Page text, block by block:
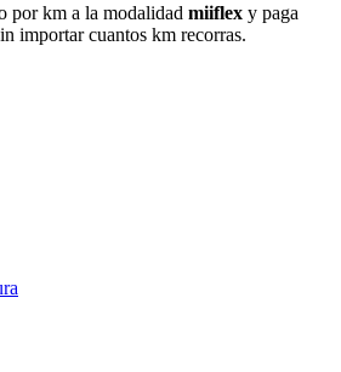
por km a la modalidad miiflex y paga
importar cuantos km recorras.